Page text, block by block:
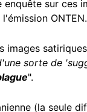
enquête sur ces
ONTEN.
images
sorte de
".
(la seule